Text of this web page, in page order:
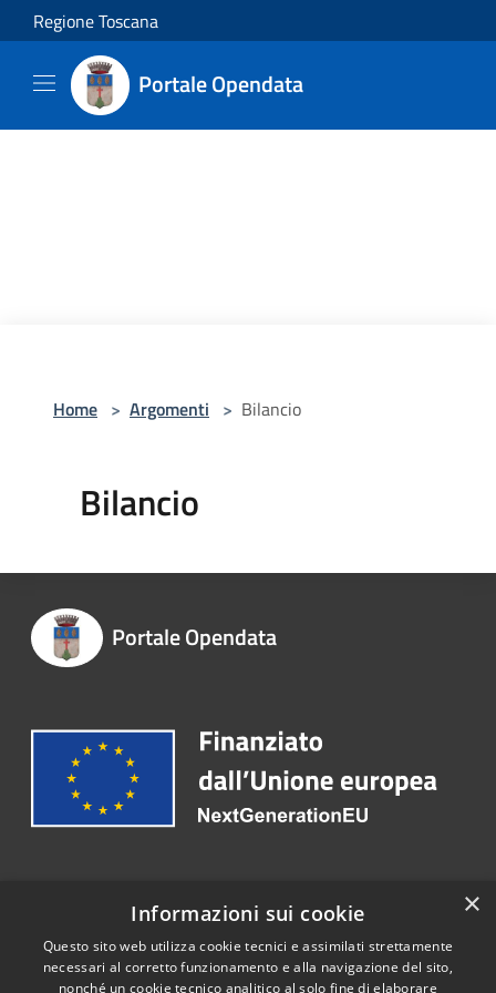
Salta al contenuto principale
Regione Toscana
Portale Opendata
Home > Argomenti > Bilancio
Bilancio
Portale Opendata
Recapiti e contatti
Telefono:055.203641
×
Informazioni sui cookie
Questo sito web utilizza cookie tecnici e assimilati strettamente
necessari al corretto funzionamento e alla navigazione del sito,
nonché un cookie tecnico analitico al solo fine di elaborare